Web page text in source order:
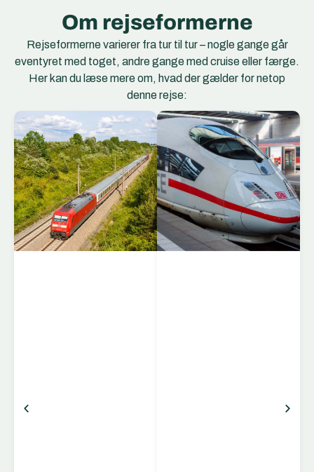
Om rejseformerne
Rejseformerne varierer fra tur til tur – nogle gange går
eventyret med toget, andre gange med cruise eller færge.
Her kan du læse mere om, hvad der gælder for netop
denne rejse:
EC Togene
EuroCity (EC) er et
netværk af
internationale
hurtigtog, der forbinder
storbyer og regioner på
tværs af Europa. EC-